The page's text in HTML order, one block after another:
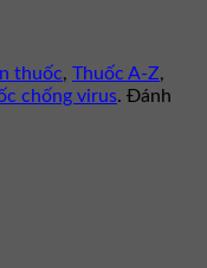
thuốc, Thuốc A-Z,
chống virus. Đánh